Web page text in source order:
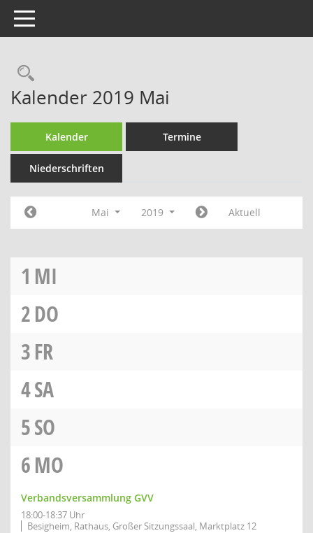
Toggle navigation
Rechercheauswahl
Kalender 2019 Mai
Kalender Termine
Niederschriften
Mai 2019 Aktuell
1 MI
2DO
3FR
4SA
5SO
6MO
Verbandsversammlung GVV
18:00-18:37 Uhr
Besigheim, Rathaus, Großer Sitzungssaal, Marktplatz 12